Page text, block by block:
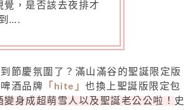
，是否該去夜排才
….
節慶氛圍了？滿山滿谷的聖誕限定版
酒品牌 「hite」 也換上聖誕版限定包
身成超萌雪人以及聖誕老公公啦！
史